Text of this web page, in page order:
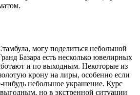
могу поделиться небольшой
Базара есть несколько ювелирных
и по выходным. Некоторые из
крону на лиры, особенно если
нибудь небольшое украшение. Курс
но в экстренной ситуации